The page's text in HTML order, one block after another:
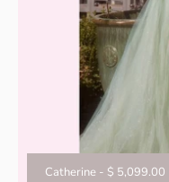
Catherine - $ 5,099.00